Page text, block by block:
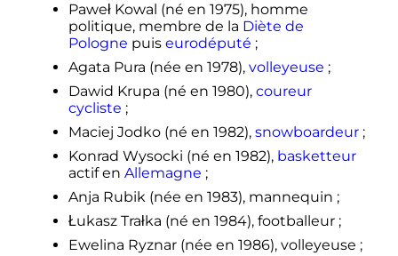
Paweł Kowal (né en 1975), homme
politique, membre de la Diète de
Pologne puis eurodéputé ;
Agata Pura (née en 1978), volleyeuse ;
Dawid Krupa (né en 1980), coureur
cycliste ;
Maciej Jodko (né en 1982), snowboardeur ;
Konrad Wysocki (né en 1982), basketteur
actif en Allemagne ;
Anja Rubik (née en 1983), mannequin ;
Łukasz Trałka (né en 1984), footballeur ;
Ewelina Ryznar (née en 1986), volleyeuse ;